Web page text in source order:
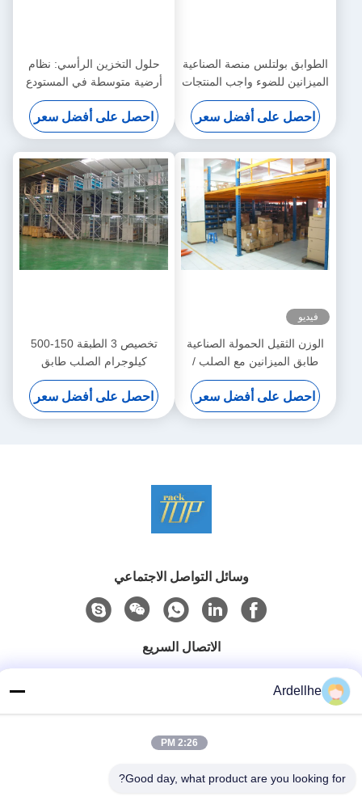
الطوابق بولتلس منصة الصناعية
الميزانين للضوء واجب المنتجات
التخزين
احصل على أفضل سعر
حلول التخزين الرأسي: نظام
أرضية متوسطة في المستودع
لتحقيق أقصى استغلال للمساحة
احصل على أفضل سعر
فيديو
الوزن الثقيل الحمولة الصناعية
طابق الميزانين مع الصلب /
الخشب الرقائقي الأرضيات
احصل على أفضل سعر
تخصيص 3 الطبقة 150-500
كيلوجرام الصلب طابق
الميزانين لصناعة قطع غيار
السيارات
احصل على أفضل سعر
وسائل التواصل الاجتماعي
الاتصال السريع
عنوان
Ardellhe
2:26 PM
Good day, what product are you looking for?